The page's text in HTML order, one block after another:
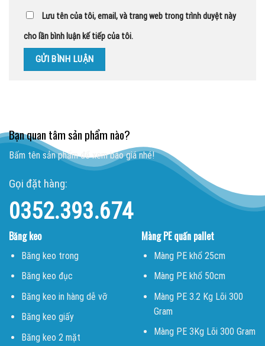
Lưu tên của tôi, email, và trang web trong trình duyệt này
cho lần bình luận kế tiếp của tôi.
Bạn quan tâm sản phẩm nào?
Bấm tên sản phẩm để xem báo giá nhé!
Gọi đặt hàng:
0352.393.674
Băng keo
Băng keo trong
Băng keo đục
Băng keo in hàng dễ vỡ
Băng keo giấy
Băng keo 2 mặt
Màng PE quấn pallet
Màng PE khổ 25cm
Màng PE khổ 50cm
Màng PE 3.2 Kg Lõi 300
Gram
Màng PE 3Kg Lõi 300 Gram